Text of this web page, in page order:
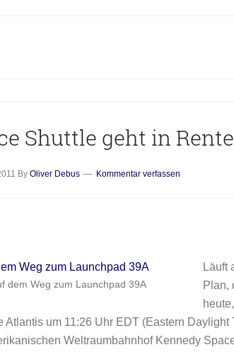
Shuttle geht in Rente
By Oliver Debus Kommentar verfassen
dem Weg zum Launchpad 39A
Läuft
Plan,
Atlantis um 11:26 Uhr EDT (Eastern Daylight
Weltraumbahnhof Kennedy